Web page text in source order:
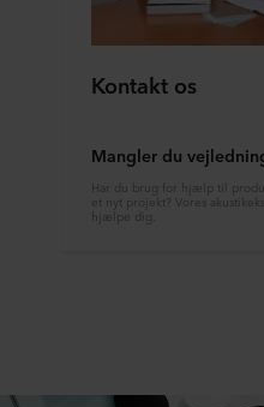
Kontakt os
Mangler du
Har du brug for hjælp til
et nyt projekt? Vores
hjælpe dig.